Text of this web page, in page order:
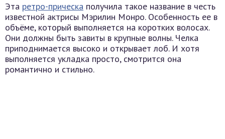
Эта ретро-прическа получила такое название в честь
известной актрисы Мэрилин Монро. Особенность ее в
объёме, который выполняется на коротких волосах.
Они должны быть завиты в крупные волны. Челка
приподнимается высоко и открывает лоб. И хотя
выполняется укладка просто, смотрится она
романтично и стильно.